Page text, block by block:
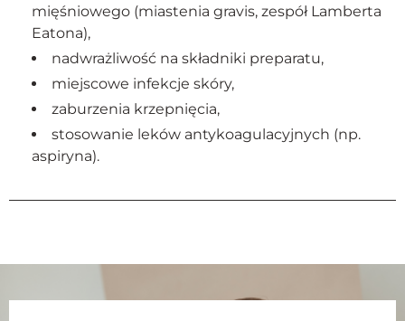
mięśniowego (miastenia gravis, zespół Lamberta
Eatona),
nadwrażliwość na składniki preparatu,
miejscowe infekcje skóry,
zaburzenia krzepnięcia,
stosowanie leków antykoagulacyjnych (np.
aspiryna).